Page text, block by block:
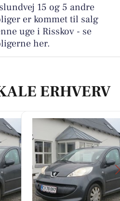
15 og 5 andre
er kommet til salg
uge i Risskov - se
her.
ERHVERV